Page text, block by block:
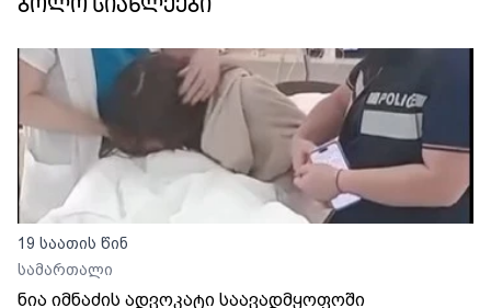
ბოლო სიახლეები
19 საათის წინ
სამართალი
ნია იმნაძის ადვოკატი საავადმყოფოში